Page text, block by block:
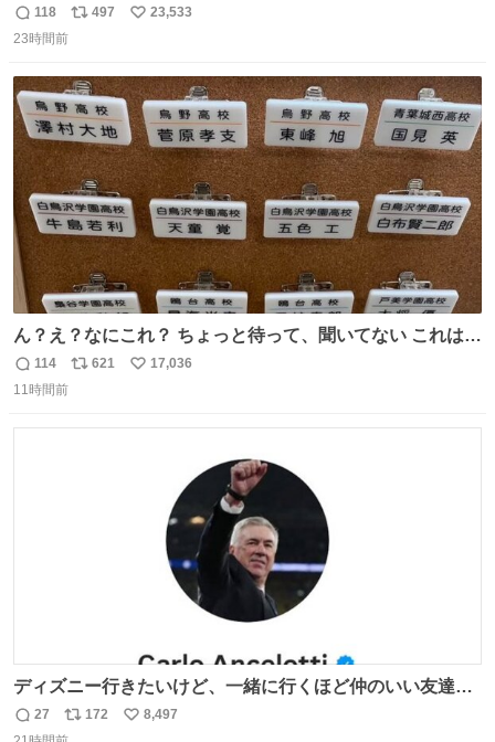
してたらペン止まらなくなってすごい勢いで埋まってワロ
タ
返
信
118
リ
ト
数
497
い
数
23,533
23時間前
ん？え？なにこれ？ ちょっと待って、聞いてない これは販
売されているのもですか？
返
信
114
リ
621
い
17,036
11時間前
ディズニー行きたいけど、一緒に行くほど仲のいい友達が
居ない… ほんでこれ
返
27
リ
172
い
8,497